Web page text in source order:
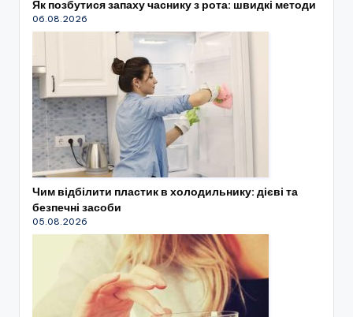
Як позбутися запаху часнику з рота: швидкі методи
06.08.2026
Чим відбілити пластик в холодильнику: дієві та
безпечні засоби
05.08.2026